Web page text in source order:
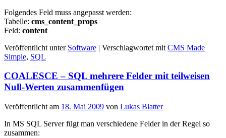
Folgendes Feld muss angepasst werden:
Tabelle: cms_content_props
Feld: content
Veröffentlicht unter Software | Verschlagwortet mit CMS Made
Simple, SQL
COALESCE – SQL mehrere Felder mit teilweisen
Null-Werten zusammenfügen
Veröffentlicht am 18. Mai 2009 von Lukas Blatter
In MS SQL Server fügt man verschiedene Felder in der Regel so
zusammen: